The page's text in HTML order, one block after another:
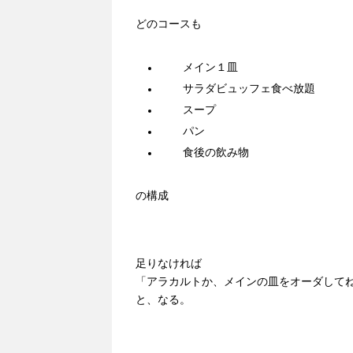
どのコースも
メイン１皿
サラダビュッフェ食べ放題
スープ
パン
食後の飲み物
の構成
足りなければ
「アラカルトか、メインの皿をオーダして
と、なる。